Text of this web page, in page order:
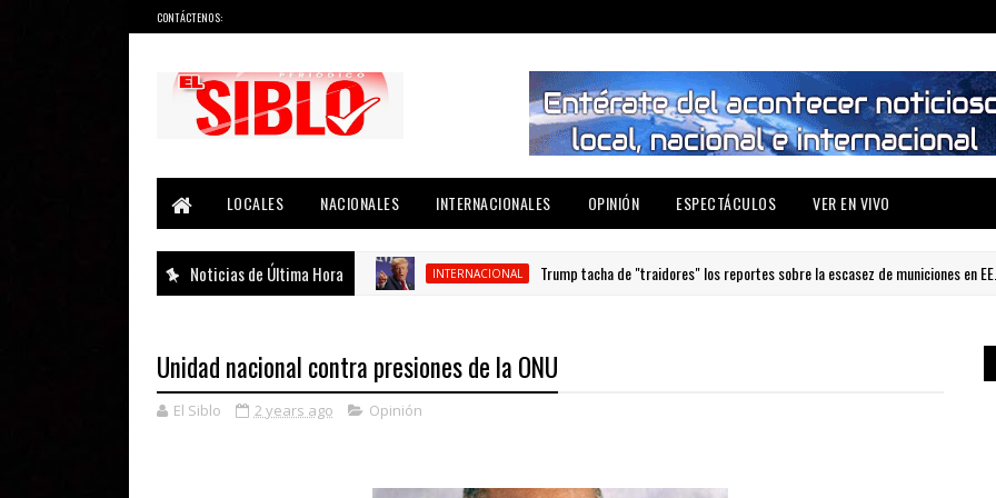
CONTÁCTENOS:
LOCALES
NACIONALES INTERNACIONALES OPINIÓN ESPECTÁCULOS VER EN VIVO
Noticias de Última Hora INTERNACIONAL Trump tacha de "traidores" los reportes sobre la escasez de municiones en EE.UU. y
Unidad nacional contra presiones de la ONU
El Siblo 2 years ago Opinión